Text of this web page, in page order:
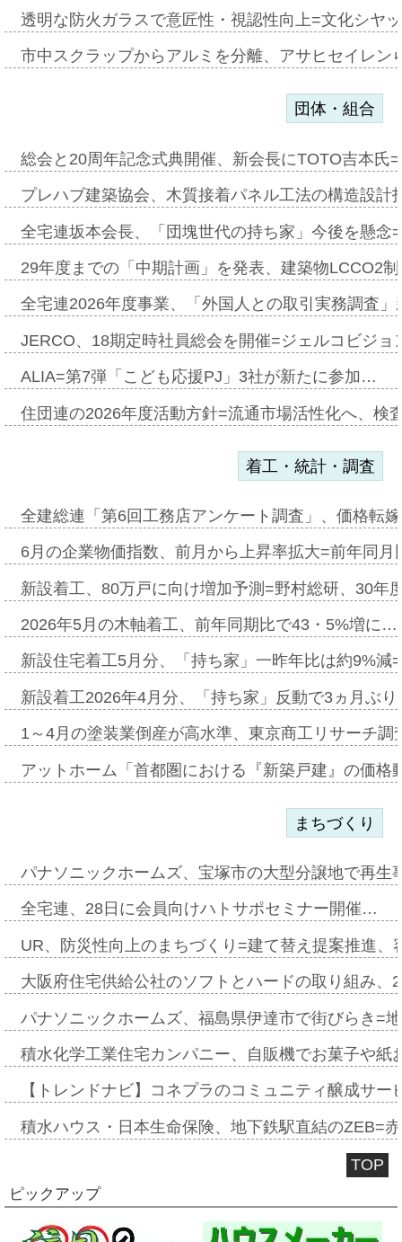
透明な防火ガラスで意匠性・視認性向上=文化シヤ
市中スクラップからアルミを分離、アサヒセイレ
団体・組合
総会と20周年記念式典開催、新会長にTOTO吉本氏
プレハブ建築協会、木質接着パネル工法の構造設
全宅連坂本会長、「団塊世代の持ち家」今後を懸
29年度までの「中期計画」を発表、建築物LCCO2
全宅連2026年度事業、「外国人との取引実務調査
JERCO、18期定時社員総会を開催=ジェルコビジ
ALIA=第7弾「こども応援PJ」3社が新たに参加…
住団連の2026年度活動方針=流通市場活性化へ、検
着工・統計・調査
全建総連「第6回工務店アンケート調査」、価格転
6月の企業物価指数、前月から上昇率拡大=前年同
新設着工、80万戸に向け増加予測=野村総研、30年
2026年5月の木軸着工、前年同期比で43・5%増に…
新設住宅着工5月分、「持ち家」一昨年比は約9%
新設着工2026年4月分、「持ち家」反動で3ヵ月ぶ
1～4月の塗装業倒産が高水準、東京商工リサーチ
アットホーム「首都圏における『新築戸建』の価
まちづくり
パナソニックホームズ、宝塚市の大型分譲地で再
全宅連、28日に会員向けハトサポセミナー開催…
UR、防災性向上のまちづくり=建て替え提案推進
大阪府住宅供給公社のソフトとハードの取り組み
パナソニックホームズ、福島県伊達市で街びらき=
積水化学工業住宅カンパニー、自販機でお菓子や
【トレンドナビ】コネプラのコミュニティ醸成サ
積水ハウス・日本生命保険、地下鉄駅直結のZEB=
TOP
ピックアップ